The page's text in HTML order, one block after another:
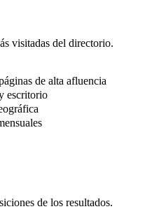
visitadas del directorio.
de alta afluencia
escritorio
de los resultados.